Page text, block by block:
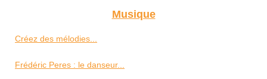
Musique
Créez des mélodies...
Frédéric Peres : le danseur...